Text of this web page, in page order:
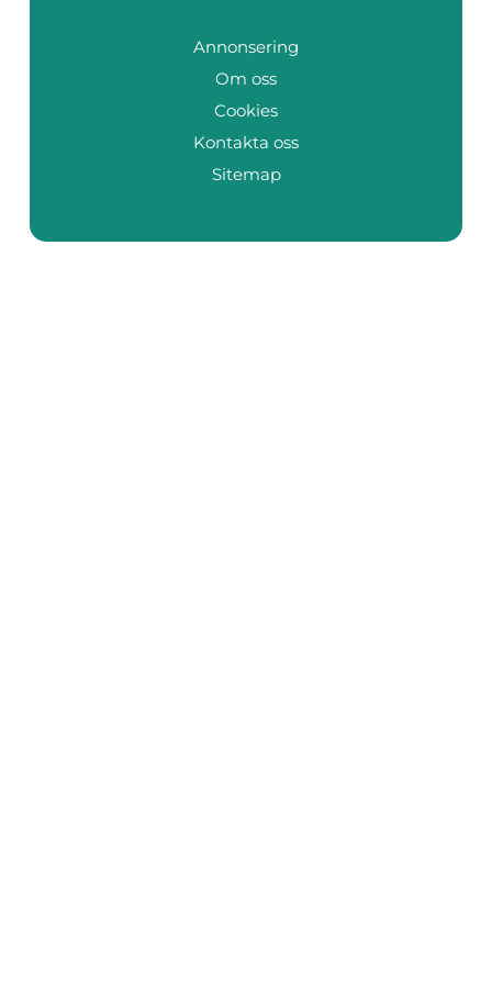
Annonsering
Om oss
Cookies
Kontakta oss
Sitemap